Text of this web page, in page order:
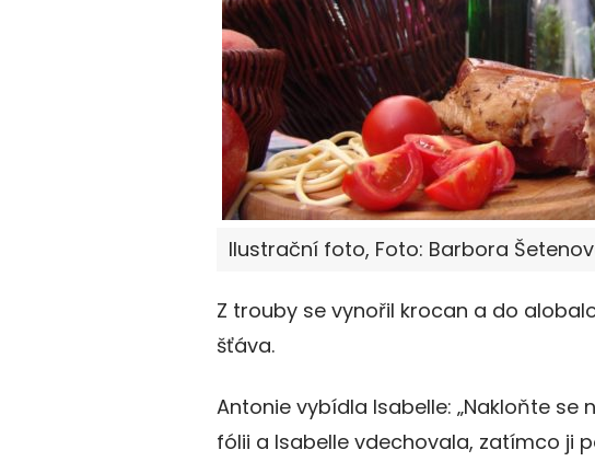
Ilustrační foto, Foto: Barbora
Z trouby se vynořil krocan a do
šťáva.
Antonie vybídla Isabelle: „Nakloňte se
fólii a Isabelle vdechovala, zatímco ji